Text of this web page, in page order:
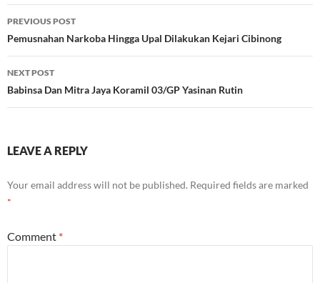
Post
navigation
PREVIOUS POST
Pemusnahan Narkoba Hingga Upal Dilakukan Kejari Cibinong
NEXT POST
Babinsa Dan Mitra Jaya Koramil 03/GP Yasinan Rutin
LEAVE A REPLY
Your email address will not be published. Required fields are marked
*
Comment *